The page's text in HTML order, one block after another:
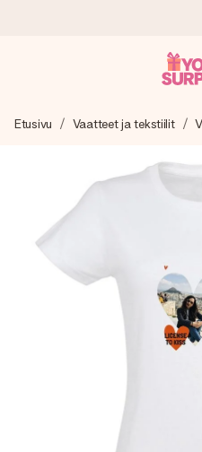
Valmistamme lahjasi
4,8 (+15 000
Lahjamme inspiroivat.
Reviewsissä.
nopeammin kuin ehdit sanoa
Etusivu Vaatteet ja tekstiilit